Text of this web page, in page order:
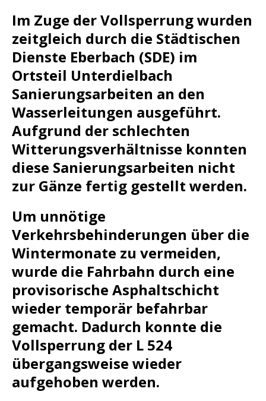
Im Zuge der Vollsperrung wurden
zeitgleich durch die Städtischen
Dienste Eberbach (SDE) im
Ortsteil Unterdielbach
Sanierungsarbeiten an den
Wasserleitungen ausgeführt.
Aufgrund der schlechten
Witterungsverhältnisse konnten
diese Sanierungsarbeiten nicht
zur Gänze fertig gestellt werden.
Um unnötige
Verkehrsbehinderungen über die
Wintermonate zu vermeiden,
wurde die Fahrbahn durch eine
provisorische Asphaltschicht
wieder temporär befahrbar
gemacht. Dadurch konnte die
Vollsperrung der L 524
übergangsweise wieder
aufgehoben werden.